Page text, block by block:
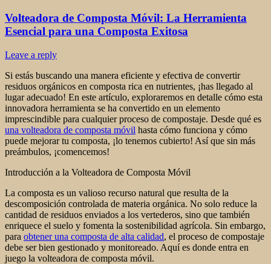
Volteadora de Composta Móvil: La Herramienta
Esencial para una Composta Exitosa
Leave a reply
Si estás buscando una manera eficiente y efectiva de convertir
residuos orgánicos en composta rica en nutrientes, ¡has llegado al
lugar adecuado! En este artículo, exploraremos en detalle cómo esta
innovadora herramienta se ha convertido en un elemento
imprescindible para cualquier proceso de compostaje. Desde qué es
una volteadora de composta móvil hasta cómo funciona y cómo
puede mejorar tu composta, ¡lo tenemos cubierto! Así que sin más
preámbulos, ¡comencemos!
Introducción a la Volteadora de Composta Móvil
La composta es un valioso recurso natural que resulta de la
descomposición controlada de materia orgánica. No solo reduce la
cantidad de residuos enviados a los vertederos, sino que también
enriquece el suelo y fomenta la sostenibilidad agrícola. Sin embargo,
para obtener una composta de alta calidad, el proceso de compostaje
debe ser bien gestionado y monitoreado. Aquí es donde entra en
juego la volteadora de composta móvil.